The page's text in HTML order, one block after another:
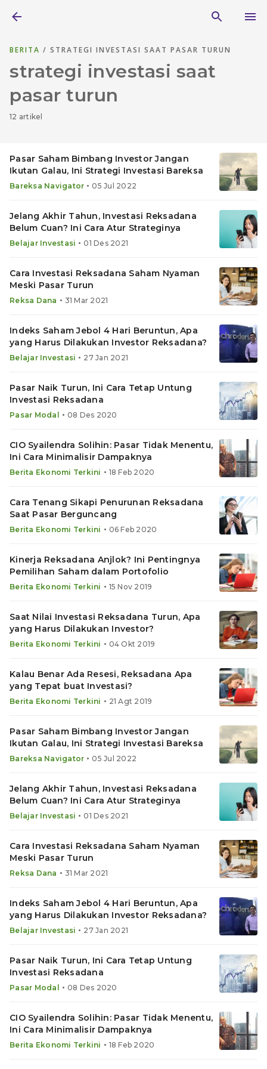
BERITA / STRATEGI INVESTASI SAAT PASAR TURUN
strategi investasi saat
pasar turun
12 artikel
Pasar Saham Bimbang Investor Jangan
Ikutan Galau, Ini Strategi Investasi Bareksa
Bareksa Navigator • 05 Jul 2022
Jelang Akhir Tahun, Investasi Reksadana
Belum Cuan? Ini Cara Atur Strateginya
Belajar Investasi • 01 Des 2021
Cara Investasi Reksadana Saham Nyaman
Meski Pasar Turun
Reksa Dana • 31 Mar 2021
Indeks Saham Jebol 4 Hari Beruntun, Apa
yang Harus Dilakukan Investor Reksadana?
Belajar Investasi • 27 Jan 2021
Pasar Naik Turun, Ini Cara Tetap Untung
Investasi Reksadana
Pasar Modal • 08 Des 2020
CIO Syailendra Solihin: Pasar Tidak Menentu,
Ini Cara Minimalisir Dampaknya
Berita Ekonomi Terkini • 18 Feb 2020
Cara Tenang Sikapi Penurunan Reksadana
Saat Pasar Berguncang
Berita Ekonomi Terkini • 06 Feb 2020
Kinerja Reksadana Anjlok? Ini Pentingnya
Pemilihan Saham dalam Portofolio
Berita Ekonomi Terkini • 15 Nov 2019
Saat Nilai Investasi Reksadana Turun, Apa
yang Harus Dilakukan Investor?
Berita Ekonomi Terkini • 04 Okt 2019
Kalau Benar Ada Resesi, Reksadana Apa
yang Tepat buat Investasi?
Berita Ekonomi Terkini • 21 Agt 2019
Pasar Saham Bimbang Investor Jangan
Ikutan Galau, Ini Strategi Investasi Bareksa
Bareksa Navigator • 05 Jul 2022
Jelang Akhir Tahun, Investasi Reksadana
Belum Cuan? Ini Cara Atur Strateginya
Belajar Investasi • 01 Des 2021
Cara Investasi Reksadana Saham Nyaman
Meski Pasar Turun
Reksa Dana • 31 Mar 2021
Indeks Saham Jebol 4 Hari Beruntun, Apa
yang Harus Dilakukan Investor Reksadana?
Belajar Investasi • 27 Jan 2021
Pasar Naik Turun, Ini Cara Tetap Untung
Investasi Reksadana
Pasar Modal • 08 Des 2020
CIO Syailendra Solihin: Pasar Tidak Menentu,
Ini Cara Minimalisir Dampaknya
Berita Ekonomi Terkini • 18 Feb 2020